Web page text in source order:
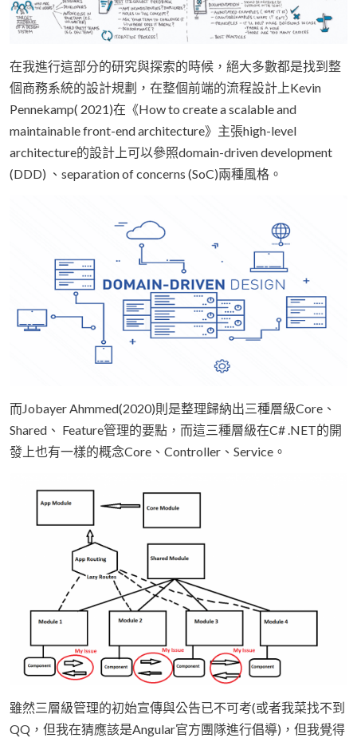
在我進行這部分的研究與探索的時候，絕大多數都是找到整
個商務系統的設計規劃，在整個前端的流程設計上Kevin
Pennekamp( 2021)在《How to create a scalable and
maintainable front-end architecture》主張high-level
architecture的設計上可以參照domain-driven development
(DDD) 、separation of concerns (SoC)兩種風格。
而Jobayer Ahmmed(2020)則是整理歸納出三種層級Core、
Shared、 Feature管理的要點，而這三種層級在C# .NET的開
發上也有一樣的概念Core、Controller、Service。
雖然三層級管理的初始宣傳與公告已不可考(或者我菜找不到
QQ，但我在猜應該是Angular官方團隊進行倡導)，但我覺得